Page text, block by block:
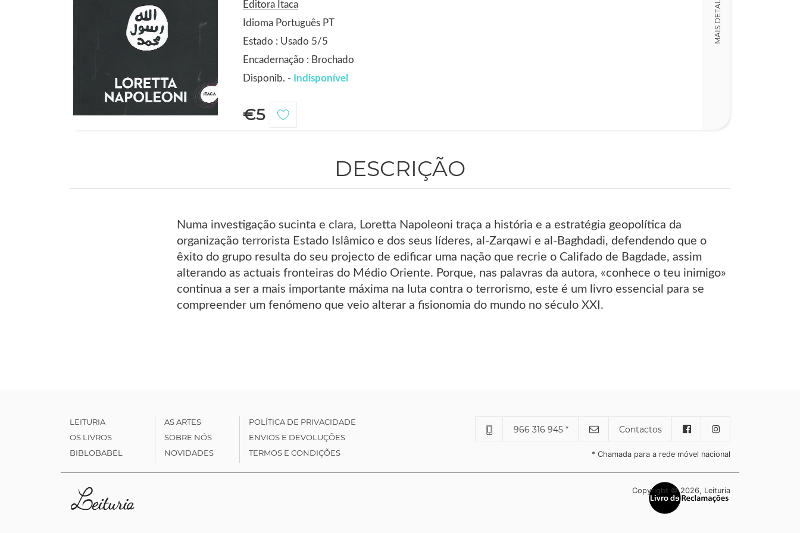
Editora Ítaca
Idioma Português PT
Estado : Usado 5/5
Encadernação : Brochado
Disponib. - Indisponível
€5
MAIS DETALHES
DESCRIÇÃO
Numa investigação sucinta e clara, Loretta Napoleoni traça a história e a estratégia geopolítica da
organização terrorista Estado Islâmico e dos seus líderes, al-Zarqawi e al-Baghdadi, defendendo que o
êxito do grupo resulta do seu projecto de edificar uma nação que recrie o Califado de Bagdade, assim
alterando as actuais fronteiras do Médio Oriente. Porque, nas palavras da autora, «conhece o teu inimigo»
continua a ser a mais importante máxima na luta contra o terrorismo, este é um livro essencial para se
compreender um fenómeno que veio alterar a fisionomia do mundo no século XXI.
LEITURIA
OS LIVROS
BIBLOBABEL
AS ARTES
SOBRE NÓS
NOVIDADES
POLÍTICA DE PRIVACIDADE
ENVIOS E DEVOLUÇÕES
TERMOS E CONDIÇÕES
966 316 945 * Contactos
* Chamada para a rede móvel nacional
Copyright © 2026, Leituria